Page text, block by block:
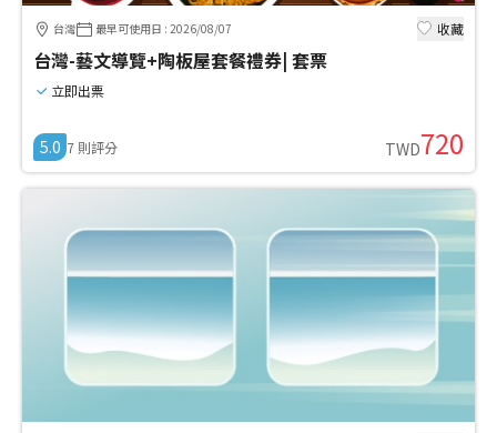
台灣 最早可使用日 : 2026/08/07 收藏
台灣-藝文導覽+陶板屋套餐禮券| 套票
立即出票
5.0 7 則評分 TWD720